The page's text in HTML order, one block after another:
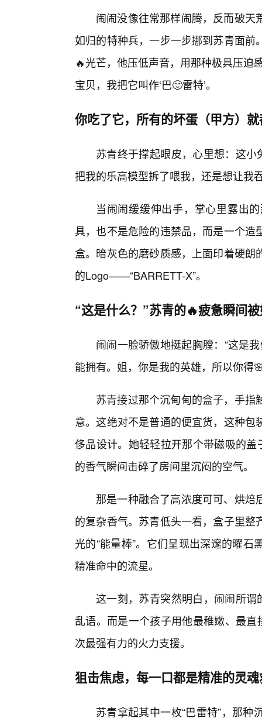
闹闹没像往常那样闹腾，反而破
如归的特种兵，一步一步挪到苏青面
🔥光芒，他压低声音，用那种极具压迫
宝贝，我把它叫作‘巴🙂雷特’。
你吃了它，所有的坏蛋（甲方）
苏青终于撑起眼皮，心里想：这小
把我的乐高模型拆了喂我，还是想让我
当闹闹缓缓伸出手，掌心里露出
具，也不是危险的违禁品，而是一个
盒。暗灰色的磨砂质感，上面印着硬
的Logo——“BARRETT-X”。
“这是什么？”苏青的🔥疲惫瞬间
闹闹一脸骄傲地挺起胸膛：“这是
能拥有。姐，你是我的英雄，所以你得
苏青接过那个沉甸甸的盒子，手
意。这绝对不是普通的便宜货，这种
侈品设计。她轻轻拉开那个带磁吸的
的香气瞬间击碎了房间里沉闷的空气。
那是一种融合了高浓度可可、烘
的复杂香气。苏青低头一看，盒子里
光的“能量棒”。它们呈现出深邃的曜
精准命中的流星。
这一刻，苏青突然明白，闹闹所谓
乱语。而是一个孩子用他最稚嫩、最
次最强有力的火力支援。
狙击焦虑，每一口都是精准的灵
苏青拿起其中一枚“巴雷特”，那